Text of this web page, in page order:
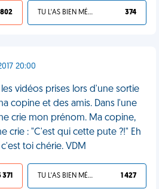
802 TU L'AS BIEN MÉRITÉ 374
20:00
vidéos prises lors d'une sortie
copine et des amis. Dans l'une
crie mon prénom. Ma copine,
crie : "C'est qui cette pute ?!" Eh
toi chérie. VDM
371 TU L'AS BIEN MÉRITÉ 1 427